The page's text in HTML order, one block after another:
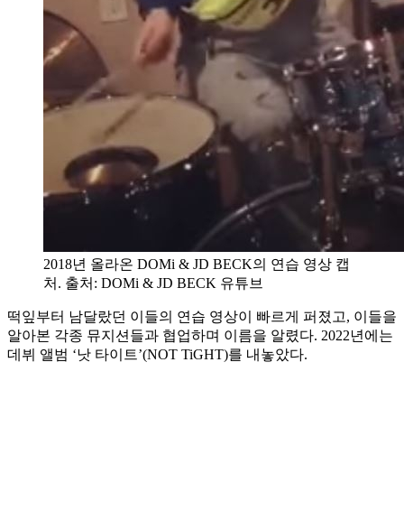
2018년 올라온 DOMi & JD BECK의 연습 영상 캡
처. 출처: DOMi & JD BECK 유튜브
떡잎부터 남달랐던 이들의 연습 영상이 빠르게 퍼졌고, 이들을
알아본 각종 뮤지션들과 협업하며 이름을 알렸다. 2022년에는
데뷔 앨범 ‘낫 타이트’(NOT TiGHT)를 내놓았다.